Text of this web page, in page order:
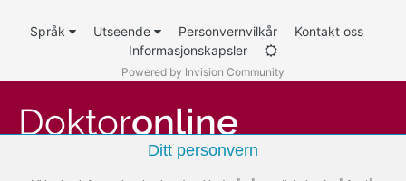
Språk Utseende Personvernvilkår
Kontakt oss
Informasjonskapsler
Powered by Invision Community
Doktoronline
Ditt personvern